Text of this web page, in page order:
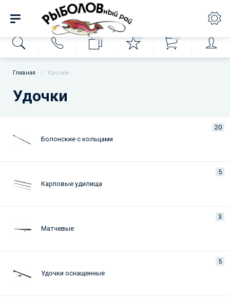
Главная Удочки
Удочки
20
Болонские с кольцами
5
Карповые удилища
3
Матчевые
5
Удочки оснащенные